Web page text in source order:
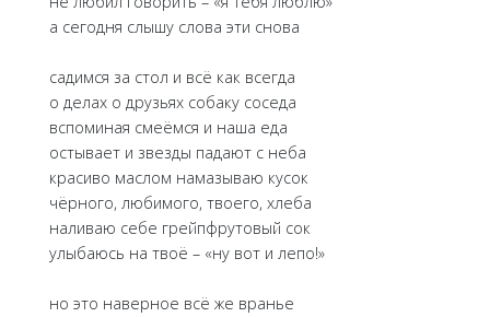
а сегодня слышу слова эти снова
садимся за стол и всё как всегда
о делах о друзьях собаку соседа
вспоминая смеёмся и наша еда
остывает и звезды падают с неба
красиво маслом намазываю кусок
чёрного, любимого, твоего, хлеба
наливаю себе грейпфрутовый сок
улыбаюсь на твоё – «ну вот и лепо!»
но это наверное всё же вранье